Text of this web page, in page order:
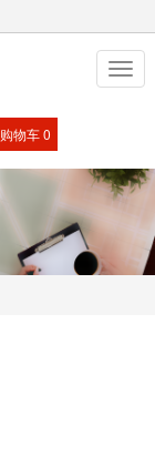
购物车0